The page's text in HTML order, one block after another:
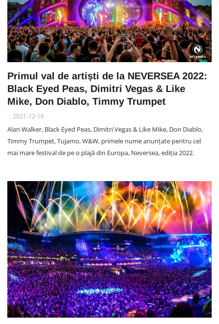
Primul val de artiști de la NEVERSEA 2022:
Black Eyed Peas, Dimitri Vegas & Like
Mike, Don Diablo, Timmy Trumpet
2021-12-16
Alan Walker, Black Eyed Peas, Dimitri Vegas & Like Mike, Don Diablo,
Timmy Trumpet, Tujamo, W&W, primele nume anunțate pentru cel
mai mare festival de pe o plajă din Europa, Neversea, ediția 2022.